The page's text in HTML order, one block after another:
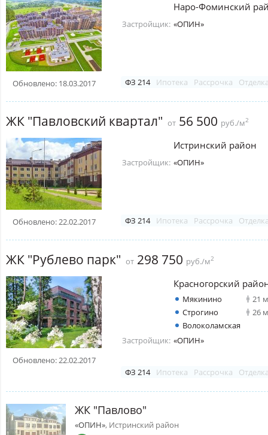
Обновлено: 18.03.2017
Наро-Фоминский
Застройщик: «ОПИН»
ФЗ 214 Ипотека Рассрочка
ЖК "Павловский квартал" от 56 500 руб./м2
Обновлено: 22.02.2017
Истринский район
Застройщик: «ОПИН»
ФЗ 214 Ипотека Рассрочка
ЖК "Рублево парк" от 298 750 руб./м2
Обновлено: 22.02.2017
Красногорский
Мякинино
21
Строгино
26
Волоколамская
Застройщик: «ОПИН»
ФЗ 214 Ипотека Рассрочка
ЖК "Павлово"
«ОПИН», Истринский район